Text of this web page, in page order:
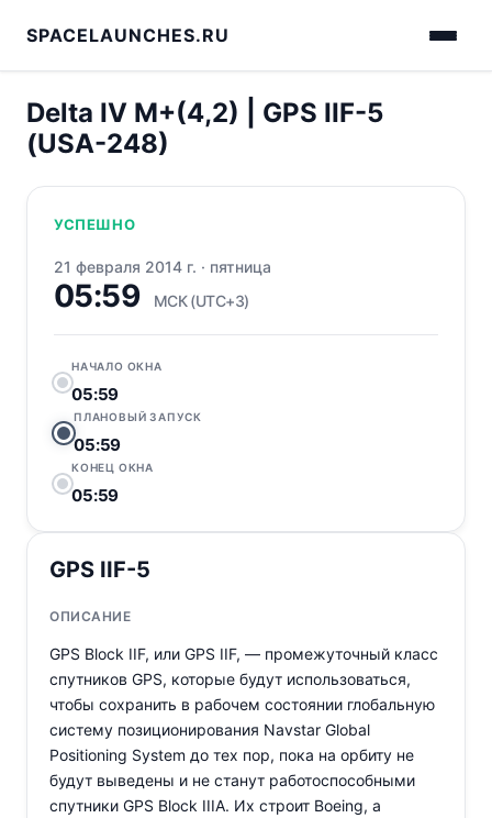
SPACELAUNCHES.RU
Delta IV M+(4,2) | GPS IIF-5
(USA-248)
УСПЕШНО
21 февраля 2014 г. · пятница
05:59 МСК (UTC+3)
НАЧАЛО ОКНА
05:59
ПЛАНОВЫЙ ЗАПУСК
05:59
КОНЕЦ ОКНА
05:59
GPS IIF-5
ОПИСАНИЕ
GPS Block IIF, или GPS IIF, — промежуточный класс
спутников GPS, которые будут использоваться,
чтобы сохранить в рабочем состоянии глобальную
систему позиционирования Navstar Global
Positioning System до тех пор, пока на орбиту не
будут выведены и не станут работоспособными
спутники GPS Block IIIA. Их строит Boeing, а